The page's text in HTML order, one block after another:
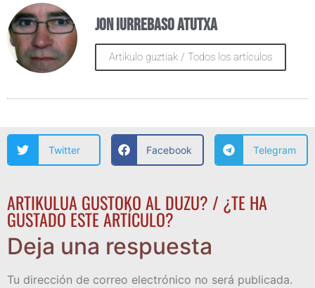
Jon Iurrebaso Atutxa
Artikulo guztiak / Todos los artículos
Twitter Facebook Telegram
ARTIKULUA GUSTOKO AL DUZU? / ¿TE HA
GUSTADO ESTE ARTÍCULO?
Deja una respuesta
Tu dirección de correo electrónico no será publicada.